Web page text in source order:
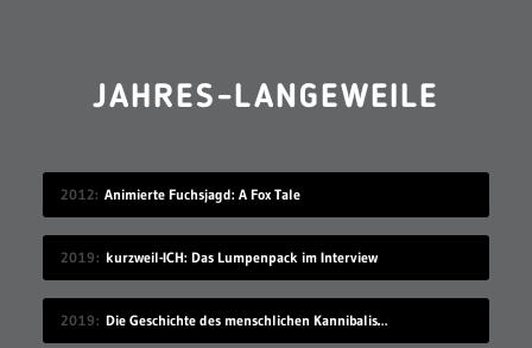
JAHRES-LANGEWEILE
2012 Animierte Fuchsjagd: A Fox Tale
2019 kurzweil-ICH: Das Lumpenpack im Interview
2019 Die Geschichte des menschlichen Kannibalismus